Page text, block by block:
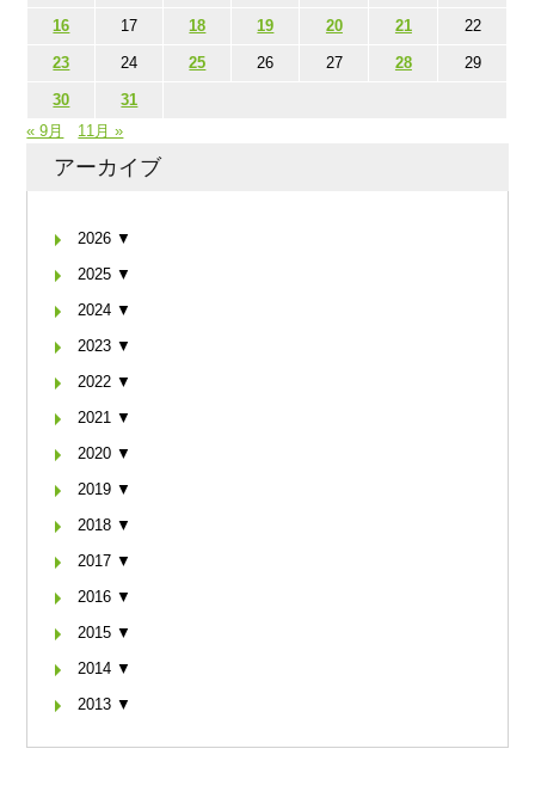
16 17 18 19 20 21 22
23 24 25 26 27 28 29
30
31
« 9月
11月 »
アーカイブ
2026 ▼
2025 ▼
2024 ▼
2023 ▼
2022 ▼
2021 ▼
2020 ▼
2019 ▼
2018 ▼
2017 ▼
2016 ▼
2015 ▼
2014 ▼
2013 ▼